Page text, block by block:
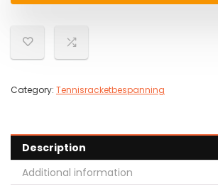
Category: Tennisracketbespanning
Description
Additional information